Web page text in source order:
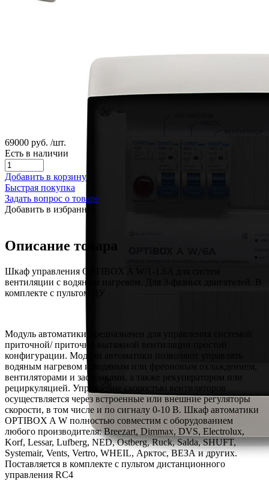
69000 руб. /шт.
Есть в наличии
Добавить в корзину
Быстрая покупка
Задать вопрос о товаре
Добавить в избранное
Описание товара
Шкаф управления OPTIBOX A W/1-1.6A для систем
вентиляции с водяным нагревом. Для 3-фазных двигателей. В
комплекте с пультом ДУ
Модуль автоматики предназначен для управления системой
приточной/ приточно-вытяжной вентиляции простой
конфигурации. Модули автоматики позволяют управлять
водяным нагревом и водяным или фреоновым охлаждением,
вентиляторами и заслонками, а также рекуператором или
рециркуляцией. Управление скоростью вентиляторов
осуществляется через встроенные или внешние регуляторы
скорости, в том числе и по сигналу 0-10 В. Шкаф автоматики
OPTIBOX A W полностью совместим с оборудованием
любого производителя: Breezart, Dimmax, DVS, Electrolux,
Korf, Lessar, Lufberg, NED, Ostberg, Ruck, Salda, SHUFT,
Systemair, Vents, Vertro, WHEIL, Арктос, ВЕЗА и других.
Поставляется в комплекте с пультом дистанционного
управления RC4